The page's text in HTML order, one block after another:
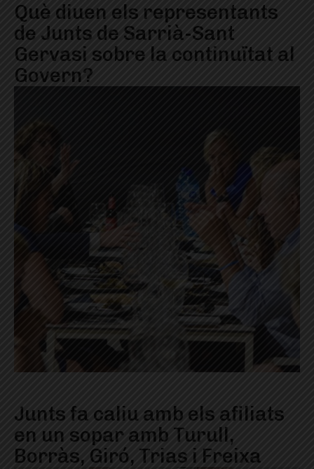
Què diuen els representants
de Junts de Sarrià-Sant
Gervasi sobre la continuïtat al
Govern?
Junts fa caliu amb els afiliats
en un sopar amb Turull,
Borràs, Giró, Trias i Freixa